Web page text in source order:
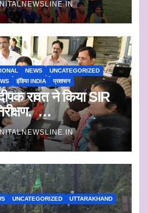
NEWS
UNCATEGORIZED
इंडिया INDIA प्रशासन
रावत ने किया SIR
समयबद्ध निस्तारण और
UNCATEGORIZED
UTTARAKHAND